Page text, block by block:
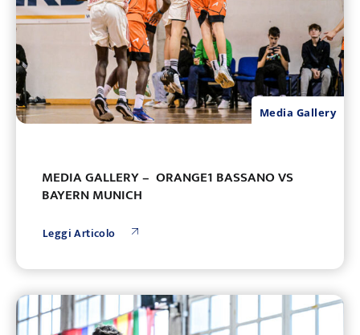
Media Gallery
MEDIA GALLERY – ORANGE1 BASSANO VS
BAYERN MUNICH
Leggi Articolo